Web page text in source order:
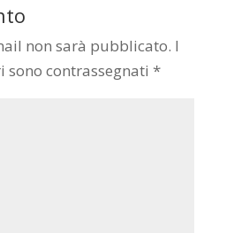
non sarà pubblicato. I
contrassegnati *